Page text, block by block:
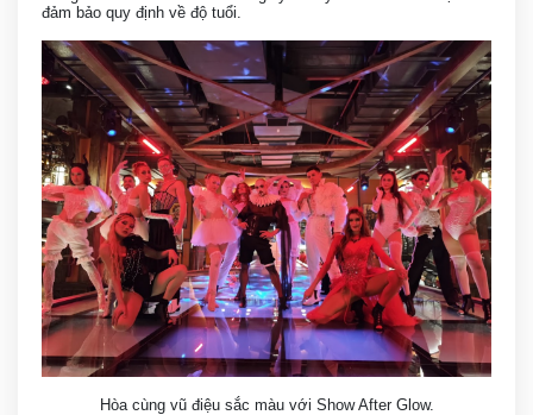
đảm bảo quy định về độ tuổi.
Hòa cùng vũ điệu sắc màu với Show After Glow.